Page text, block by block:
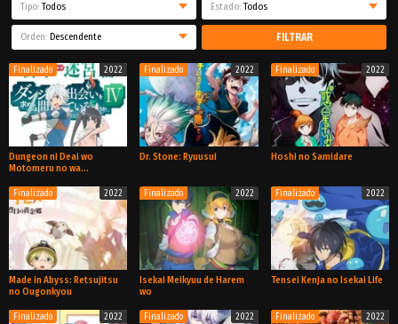
Tipo: Todos Estado: Todos
Orden: Descendente FILTRAR
Finalizado 2022
TV
Dungeon ni Deai wo
Motomeru no wa
Finalizado 2022
Especial
Dr. Stone: Ryuusui
Finalizado 2022
TV
Hoshi no Samidare
Finalizado 2022
Made in Abyss: Retsujitsu
no Ougonkyou
Finalizado 2022
Isekai Meikyuu de Harem
wo
Finalizado 2022
Tensei Kenja no Isekai Life
Finalizado 2022 Finalizado 2022 Finalizado 2022